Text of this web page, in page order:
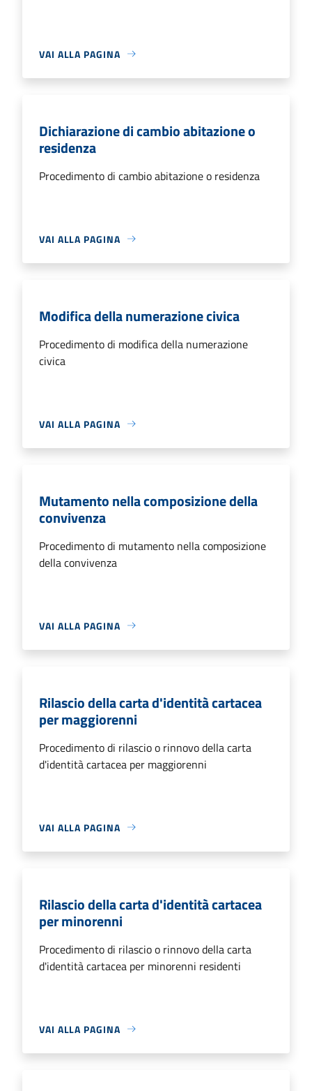
VAI ALLA PAGINA
Dichiarazione di cambio abitazione o
residenza
Procedimento di cambio abitazione o residenza
VAI ALLA PAGINA
Modifica della numerazione civica
Procedimento di modifica della numerazione
civica
VAI ALLA PAGINA
Mutamento nella composizione della
convivenza
Procedimento di mutamento nella composizione
della convivenza
VAI ALLA PAGINA
Rilascio della carta d'identità cartacea
per maggiorenni
Procedimento di rilascio o rinnovo della carta
d'identità cartacea per maggiorenni
VAI ALLA PAGINA
Rilascio della carta d'identità cartacea
per minorenni
Procedimento di rilascio o rinnovo della carta
d'identità cartacea per minorenni residenti
VAI ALLA PAGINA